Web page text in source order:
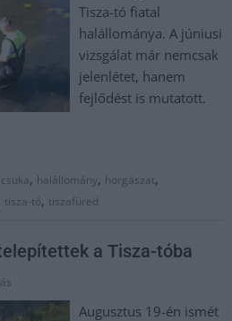
Tisza-tó fiatal
halállománya. A júniusi
vizsgálat már nemcsak
jelenlétet, hanem
fejlődést is mutatott.
csuka, halállomány, horgászat,
tisza-tó, tiszafüred
a Tisza-tóba
Augusztus 19-én ismét